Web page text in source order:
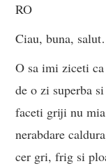
RO
Ciau, buna,
O sa imi ziceti
de o zi superba
faceti griji nu
nerabdare
cer gri, frig si